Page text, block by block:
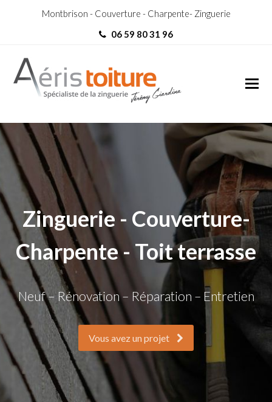
Montbrison - Couverture - Charpente- Zinguerie
06 59 80 31 96
Toit-Terrasse Valfleury
Zinguerie - Couverture-
Charpente - Toit terrasse
Neuf – Rénovation – Réparation – Entretien
Vous avez un projet